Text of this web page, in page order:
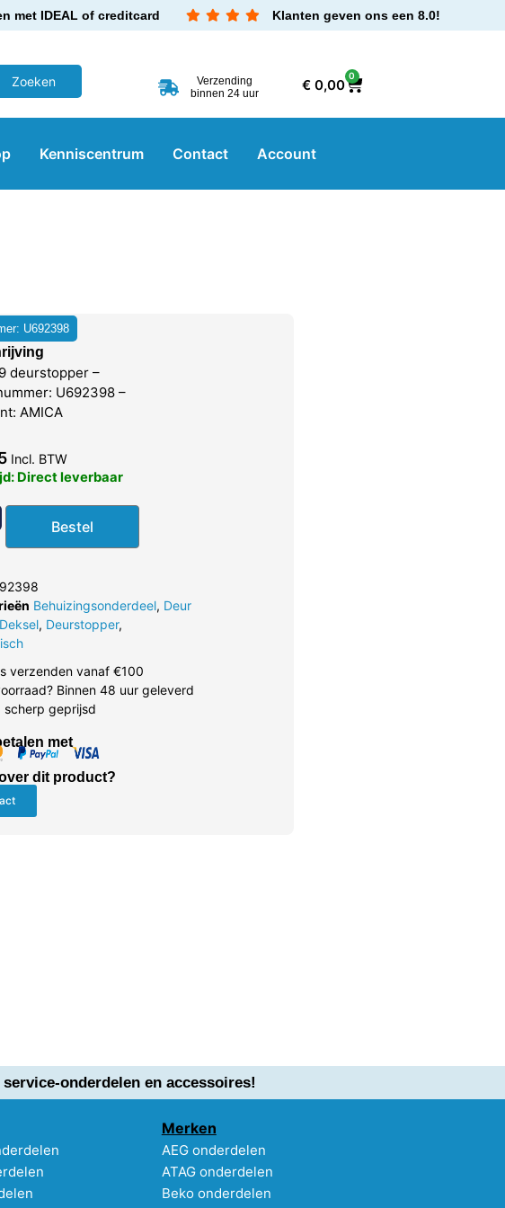
met IDEAL of creditcard Klanten geven ons een 8.0!
Verzending
binnen 24 uur
€0,00
0
Kenniscentrum Contact Account
U692398
deurstopper –
U692398 –
AMICA
Incl. BTW
Direct leverbaar
Bestel
Behuizingsonderdeel, Deur
, Deurstopper,
verzenden vanaf €100
Binnen 48 uur geleverd
geprijsd
met
dit product?
onderdelen en accessoires!
Merken
AEG onderdelen
ATAG onderdelen
Beko onderdelen